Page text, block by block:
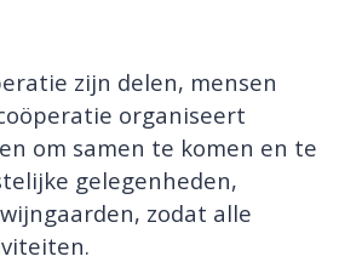
zijn delen, mensen
organiseert
om samen te komen en te
gelegenheden,
zodat alle